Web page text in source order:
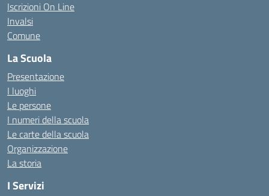
Iscrizioni On Line
Invalsi
Comune
La Scuola
Presentazione
I luoghi
Le persone
I numeri della scuola
Le carte della scuola
Organizzazione
La storia
I Servizi